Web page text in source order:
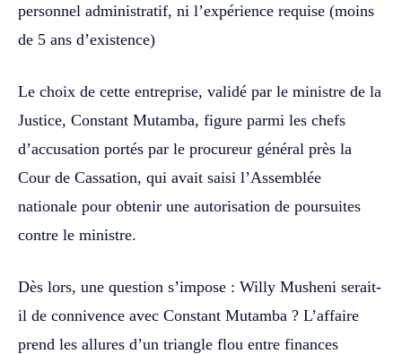
personnel administratif, ni l’expérience requise (moins
de 5 ans d’existence)
Le choix de cette entreprise, validé par le ministre de la
Justice, Constant Mutamba, figure parmi les chefs
d’accusation portés par le procureur général près la
Cour de Cassation, qui avait saisi l’Assemblée
nationale pour obtenir une autorisation de poursuites
contre le ministre.
Dès lors, une question s’impose : Willy Musheni serait-
il de connivence avec Constant Mutamba ? L’affaire
prend les allures d’un triangle flou entre finances